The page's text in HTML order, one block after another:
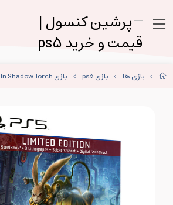
بازی ها بازی ps5 بازی F.I.S.T.: Forged In Shadow Torch برای ps5